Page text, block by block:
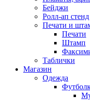
Бейджи
Ролл-ап стенд
Печати и
Печати
Штамп
Таблички
Магазин
Одежда